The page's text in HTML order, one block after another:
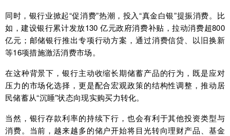
同时，银行业掀起“促消费”热潮，投入“真金白银”提振消费。比
如，建设银行累计发放130 亿元政府消费补贴，拉动消费超800
亿元； 邮储银行推出专项行动方案，通过消费信贷、以旧换新
等16项措施激活消费市场。
在这种背景下，银行主动收缩长期储蓄产品的行为，既是应对
压力的市场化选择，更是配合宏观政策的结构性调整，推动居
民储蓄从“沉睡”状态向现实购买力转化。
当然，银行存款利率的持续下行，也会有利于其他投资类型与
消费。当前，越来越多的储户开始将目光转向理财产品、基金